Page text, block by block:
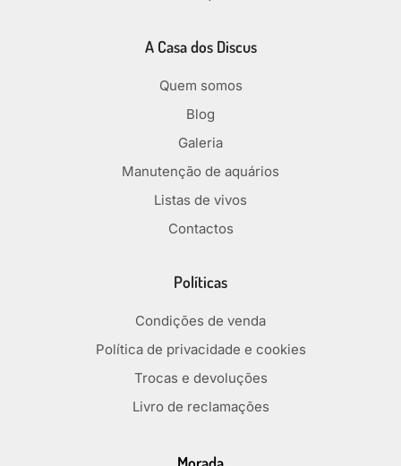
A Casa dos Discus
Quem somos
Blog
Galeria
Manutenção de aquários
Listas de vivos
Contactos
Políticas
Condições de venda
Política de privacidade e cookies
Trocas e devoluções
Livro de reclamações